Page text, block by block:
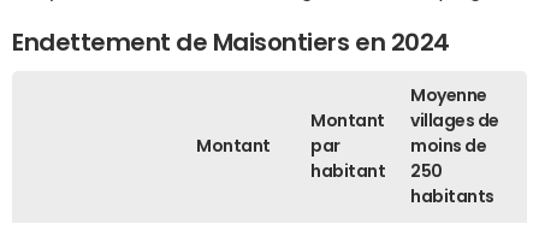
Endettement de Maisontiers en 2024
Montant
Montant
par
habitant
Moyenne
villages de
moins de
250
habitants